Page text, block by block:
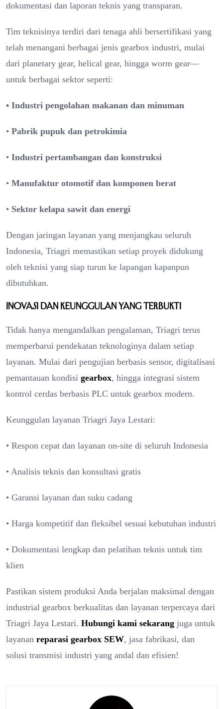
dokumentasi dan laporan teknis yang transparan.
Tim teknisinya terdiri dari tenaga ahli bersertifikasi yang
telah menangani berbagai jenis gearbox industri, mulai
dari planetary gear, helical gear, hingga worm gear—
untuk berbagai sektor seperti:
• Industri pengolahan makanan dan minuman
• Pabrik pupuk dan petrokimia
• Industri pertambangan dan konstruksi
• Manufaktur otomotif dan komponen berat
• Sektor kelapa sawit dan energi
Dengan jaringan layanan yang menjangkau seluruh
Indonesia, Triagri memastikan setiap proyek didukung
oleh teknisi yang siap turun ke lapangan kapanpun
dibutuhkan.
Inovasi dan Keunggulan yang Terbukti
Tidak hanya mengandalkan pengalaman, Triagri terus
memperbarui pendekatan teknologinya dalam setiap
layanan. Mulai dari pengujian berbasis sensor, digitalisasi
pemantauan kondisi gearbox, hingga integrasi sistem
kontrol cerdas berbasis PLC untuk gearbox modern.
Keunggulan layanan Triagri Jaya Lestari:
• Respon cepat dan layanan on-site di seluruh Indonesia
• Analisis teknis dan konsultasi gratis
• Garansi layanan dan suku cadang
• Harga kompetitif dan fleksibel sesuai kebutuhan industri
• Dokumentasi lengkap dan pelatihan teknis untuk tim
klien
Pastikan sistem produksi Anda berjalan maksimal dengan
industrial gearbox berkualitas dan layanan terpercaya dari
Triagri Jaya Lestari. Hubungi kami sekarang juga untuk
layanan reparasi gearbox SEW, jasa fabrikasi, dan
solusi transmisi industri yang andal dan efisien!